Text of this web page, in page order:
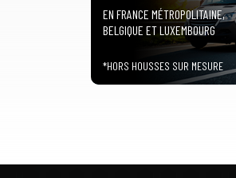
EN FRANCE MÉTROPOLITAINE,
BELGIQUE ET LUXEMBOURG
*HORS HOUSSES SUR MESURE